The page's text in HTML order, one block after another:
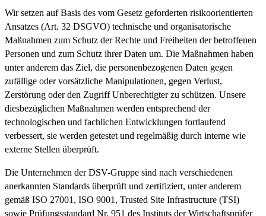
Wir setzen auf Basis des vom Gesetz geforderten risikoorientierten
Ansatzes (Art. 32 DSGVO) technische und organisatorische
Maßnahmen zum Schutz der Rechte und Freiheiten der betroffenen
Personen und zum Schutz ihrer Daten um. Die Maßnahmen haben
unter anderem das Ziel, die personenbezogenen Daten gegen
zufällige oder vorsätzliche Manipulationen, gegen Verlust,
Zerstörung oder den Zugriff Unberechtigter zu schützen. Unsere
diesbezüglichen Maßnahmen werden entsprechend der
technologischen und fachlichen Entwicklungen fortlaufend
verbessert, sie werden getestet und regelmäßig durch interne wie
externe Stellen überprüft.
Die Unternehmen der DSV-Gruppe sind nach verschiedenen
anerkannten Standards überprüft und zertifiziert, unter anderem
gemäß ISO 27001, ISO 9001, Trusted Site Infrastructure (TSI)
sowie Prüfungsstandard Nr. 951 des Instituts der Wirtschaftsprüfer